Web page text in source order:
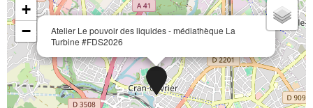
Atelier Le pouvoir des liquides - médiathèque La
Turbine #FDS2026
+
−